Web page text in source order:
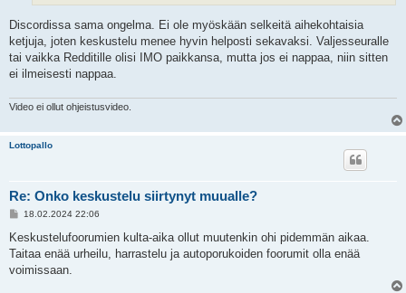
Discordissa sama ongelma. Ei ole myöskään selkeitä aihekohtaisia
ketjuja, joten keskustelu menee hyvin helposti sekavaksi. Valjesseuralle
tai vaikka Redditille olisi IMO paikkansa, mutta jos ei nappaa, niin sitten
ei ilmeisesti nappaa.
Video ei ollut ohjeistusvideo.
Lottopallo
Re: Onko keskustelu siirtynyt muualle?
V
e
t
i
18.02.2024 22:06
Keskustelufoorumien kulta-aika ollut muutenkin ohi pidemmän aikaa.
Taitaa enää urheilu, harrastelu ja autoporukoiden foorumit olla enää
voimissaan.